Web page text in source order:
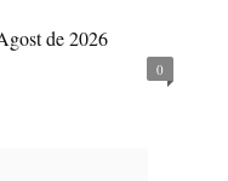
de 2026
0